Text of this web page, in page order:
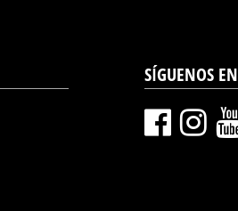
SÍGUENOS EN